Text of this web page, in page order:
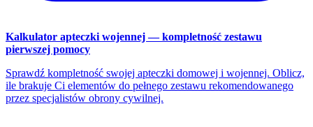
Kalkulator apteczki wojennej — kompletność zestawu
pierwszej pomocy
Sprawdź kompletność swojej apteczki domowej i wojennej. Oblicz,
ile brakuje Ci elementów do pełnego zestawu rekomendowanego
przez specjalistów obrony cywilnej.